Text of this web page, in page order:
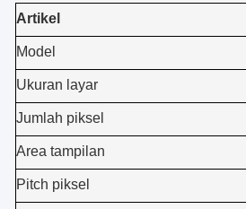
Artikel
Model
Ukuran layar
Jumlah piksel
Area tampilan
Pitch piksel